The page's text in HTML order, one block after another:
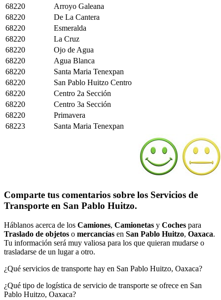
68220
Arroyo Galeana
68220
De La Cantera
68220
Esmeralda
68220
La Cruz
68220
Ojo de Agua
68220
Agua Blanca
68220
Santa Maria Tenexpan
68220
San Pablo Huitzo Centro
68220
Centro 2a Sección
68220
Centro 3a Sección
68220
Primavera
68223
Santa Maria Tenexpan
Comparte tus comentarios sobre los Servicios de
Transporte en San Pablo Huitzo.
Háblanos acerca de los Camiones, Camionetas y Coches para
Traslado de objetos o mercancías en San Pablo Huitzo, Oaxaca.
Tu información será muy valiosa para los que quieran mudarse o
trasladarse de un lugar a otro.
¿Qué servicios de transporte hay en San Pablo Huitzo, Oaxaca?
¿Qué tipo de logística de servicio de transporte se ofrece en San
Pablo Huitzo, Oaxaca?